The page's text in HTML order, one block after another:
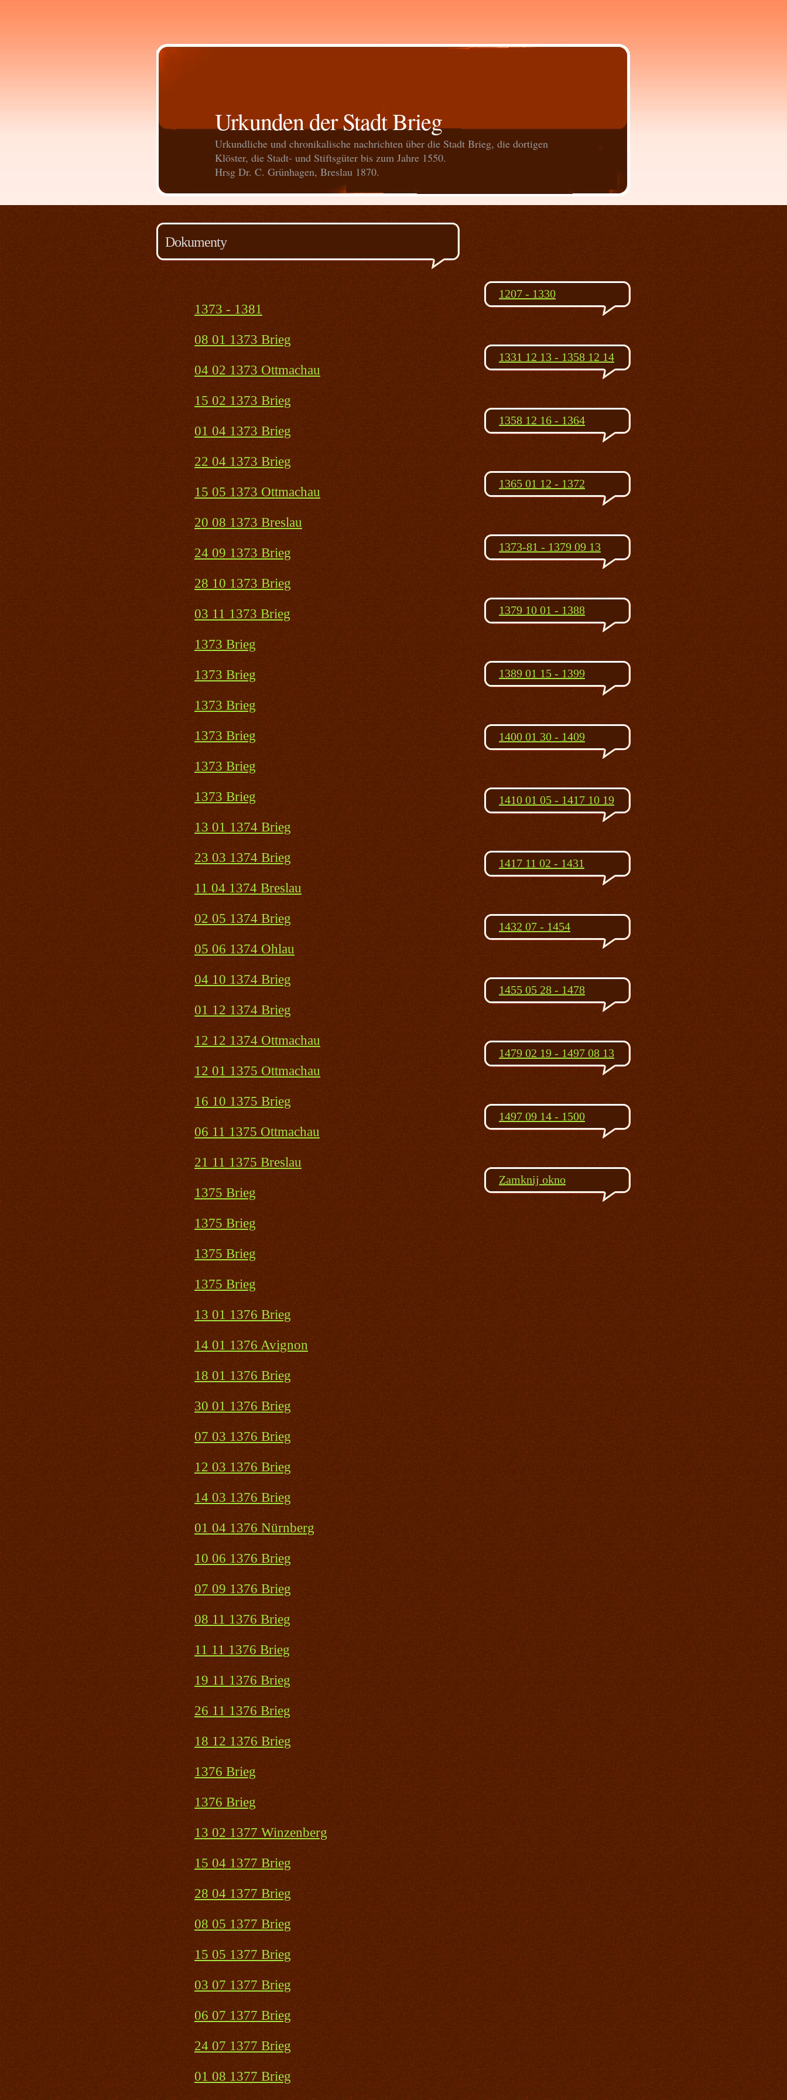
Urkunden der Stadt Brieg
Urkundliche und chronikalische nachrichten über die Stadt Brieg, die dortigen
Klöster, die Stadt- und Stiftsgüter bis zum Jahre 1550.
Hrsg Dr. C. Grünhagen, Breslau 1870.
Dokumenty
1373 - 1381
08 01 1373 Brieg
04 02 1373 Ottmachau
15 02 1373 Brieg
01 04 1373 Brieg
22 04 1373 Brieg
15 05 1373 Ottmachau
20 08 1373 Breslau
24 09 1373 Brieg
28 10 1373 Brieg
03 11 1373 Brieg
1373 Brieg
1373 Brieg
1373 Brieg
1373 Brieg
1373 Brieg
1373 Brieg
13 01 1374 Brieg
23 03 1374 Brieg
11 04 1374 Breslau
02 05 1374 Brieg
05 06 1374 Ohlau
04 10 1374 Brieg
01 12 1374 Brieg
12 12 1374 Ottmachau
12 01 1375 Ottmachau
16 10 1375 Brieg
06 11 1375 Ottmachau
21 11 1375 Breslau
1375 Brieg
1375 Brieg
1375 Brieg
1375 Brieg
13 01 1376 Brieg
14 01 1376 Avignon
18 01 1376 Brieg
30 01 1376 Brieg
07 03 1376 Brieg
12 03 1376 Brieg
14 03 1376 Brieg
01 04 1376 Nürnberg
10 06 1376 Brieg
07 09 1376 Brieg
08 11 1376 Brieg
11 11 1376 Brieg
19 11 1376 Brieg
26 11 1376 Brieg
18 12 1376 Brieg
1376 Brieg
1376 Brieg
13 02 1377 Winzenberg
15 04 1377 Brieg
28 04 1377 Brieg
08 05 1377 Brieg
15 05 1377 Brieg
03 07 1377 Brieg
06 07 1377 Brieg
24 07 1377 Brieg
01 08 1377 Brieg
1207 - 1330
1331 12 13 - 1358 12 14
1358 12 16 - 1364
1365 01 12 - 1372
1373-81 - 1379 09 13
1379 10 01 - 1388
1389 01 15 - 1399
1400 01 30 - 1409
1410 01 05 - 1417 10 19
1417 11 02 - 1431
1432 07 - 1454
1455 05 28 - 1478
1479 02 19 - 1497 08 13
1497 09 14 - 1500
Zamknij okno